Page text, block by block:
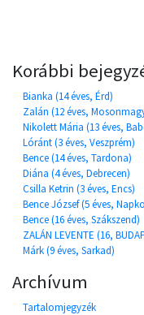
Korábbi
Bianka (14 éves, Érd)
Zalán (12 éves,
Nikolett Mária (13 éves,
Lóránt (3 éves, Veszprém)
Bence (14 éves, Tardona)
Diána (4 éves, Debrecen)
Csilla Ketrin (3 éves, Encs)
Bence József (5 éves,
Bence (16 éves, Szákszend)
ZALÁN LEVENTE (16,
Márk (9 éves, Sarkad)
Archívum
Tartalomjegyzék